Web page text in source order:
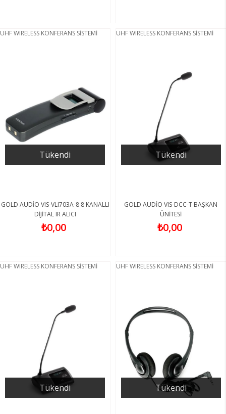
UHF WIRELESS KONFERANS SİSTEMİ
Tükendi
GOLD AUDİO VIS-VLI703A-8 8 KANALLI
DİJİTAL IR ALICI
₺0,00
UHF WIRELESS KONFERANS SİSTEMİ
Tükendi
GOLD AUDİO VIS-DCC-T BAŞKAN
ÜNİTESİ
₺0,00
UHF WIRELESS KONFERANS SİSTEMİ
Tükendi
UHF WIRELESS KONFERANS SİSTEMİ
Tükendi